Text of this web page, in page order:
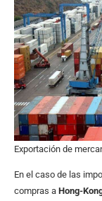
Exportación de
En el caso de las
compras a Hong-